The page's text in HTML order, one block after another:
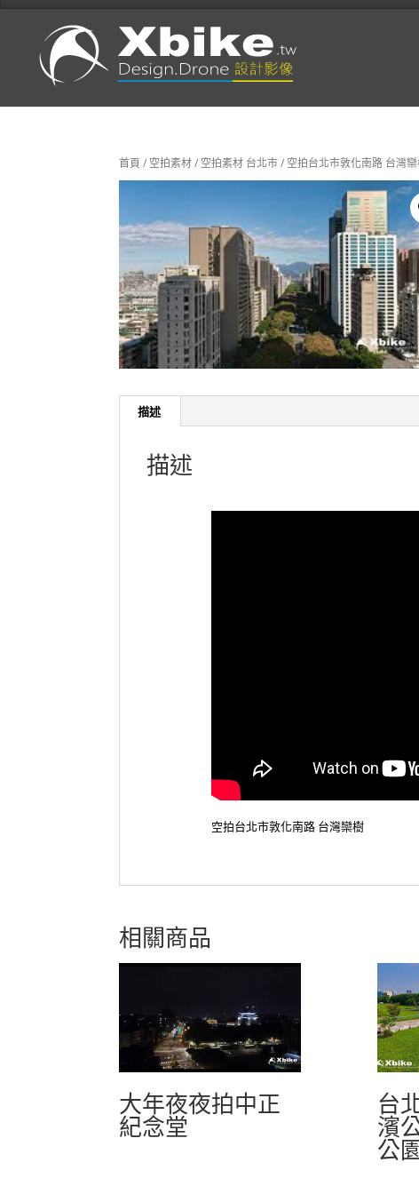
首頁 / 空拍素材/ 空拍素材 台北市/ 空拍台北市敦化南路 台灣
描述
描述
空拍台北市敦化南路 台灣欒樹
相關商品
大年夜夜拍中正
紀念堂
台
濱
公